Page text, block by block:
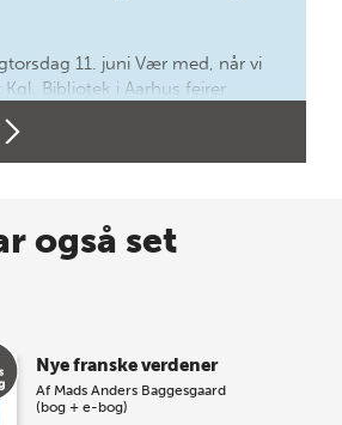
11. juni Vær med, når vi
Bibliotek i Aarhus fejrer
nyes…
til sommer-
så sæt kryds i kalenderen
også set
Nye franske verdener
Af Mads Anders Baggesgaard
(bog + e-bog)